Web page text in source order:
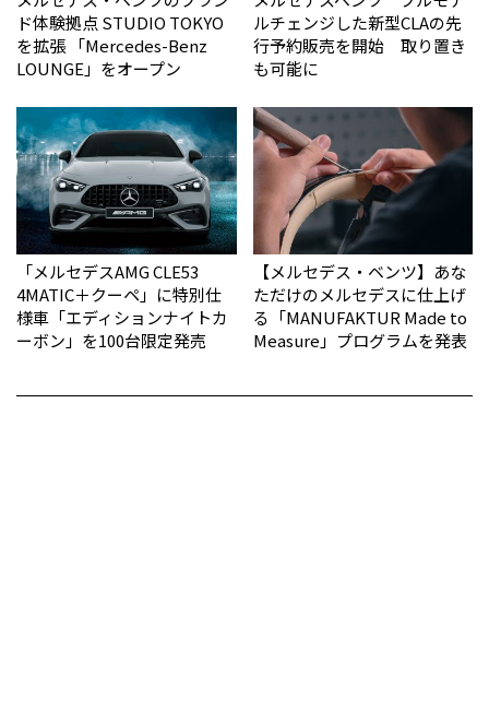
ド体験拠点 STUDIO TOKYO
を拡張 「Mercedes-Benz
LOUNGE」をオープン
ルチェンジした新型CLAの先
行予約販売を開始 取り置き
も可能に
「メルセデスAMG CLE53
4MATIC＋クーペ」に特別仕
様車「エディションナイトカ
ーボン」を100台限定発売
【メルセデス・ベンツ】あな
ただけのメルセデスに仕上げ
る「MANUFAKTUR Made to
Measure」プログラムを発表